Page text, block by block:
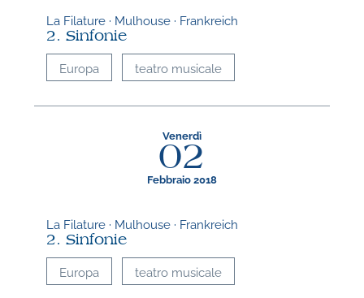
La Filature · Mulhouse · Frankreich
2. Sinfonie
Europa teatro musicale
Venerdì
02
Febbraio 2018
La Filature · Mulhouse · Frankreich
2. Sinfonie
Europa teatro musicale